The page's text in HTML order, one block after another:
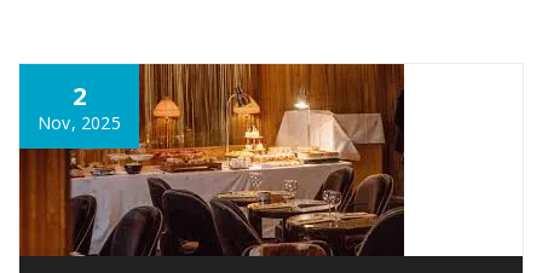
2
Nov, 2025